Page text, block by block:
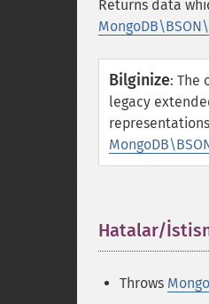
Returns data
Bilginize: The
legacy
Hatalar/
Throws